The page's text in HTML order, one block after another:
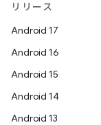
リリース
Android 17
Android 16
Android 15
Android 14
Android 13